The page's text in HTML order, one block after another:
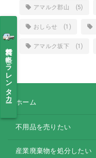
無料で軽トラレンタカー
アマルク郡山 (5)
おしらせ (1)
アマルク坂下 (1)
ホーム
不用品を売りたい
産業廃棄物を処分したい